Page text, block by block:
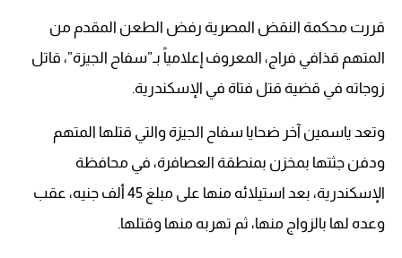
قررت محكمة النقض المصرية رفض الطعن المقدم من
المتهم قذافي فراج، المعروف إعلامياً بـ”سفاح الجيزة”، قاتل
زوجاته في قضية قتل فتاة في الإسكندرية.
وتعد ياسمين آخر ضحايا سفاح الجيزة والتي قتلها المتهم
ودفن جثتها بمخزن بمنطقة العصافرة، في محافظة
الإسكندرية، بعد استيلائه منها على مبلغ 45 ألف جنيه، عقب
وعده لها بالزواج منها، ثم تهربه منها وقتلها.